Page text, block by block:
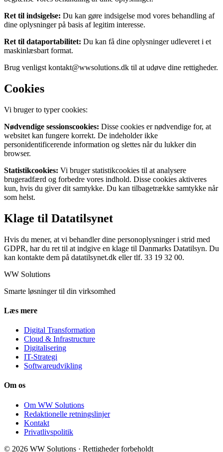
Ret til indsigelse: Du kan gøre indsigelse mod vores behandling af
dine oplysninger på basis af legitim interesse.
Ret til dataportabilitet: Du kan få dine oplysninger udleveret i et
maskinlæsbart format.
Brug venligst kontakt@wwsolutions.dk til at udøve dine rettigheder.
Cookies
Vi bruger to typer cookies:
Nødvendige sessionscookies: Disse cookies er nødvendige for, at
websitet kan fungere korrekt. De indeholder ikke
personidentificerende information og slettes når du lukker din
browser.
Statistikcookies: Vi bruger statistikcookies til at analysere
brugeradfærd og forbedre vores indhold. Disse cookies aktiveres
kun, hvis du giver dit samtykke. Du kan tilbagetrække samtykke når
som helst.
Klage til Datatilsynet
Hvis du mener, at vi behandler dine personoplysninger i strid med
GDPR, har du ret til at indgive en klage til Danmarks Datatilsyn. Du
kan kontakte dem på datatilsynet.dk eller tlf. 33 19 32 00.
WW Solutions
Smarte løsninger til din virksomhed
Læs mere
Digital Transformation
Cloud & Infrastructure
Digitalisering
IT-Strategi
Softwareudvikling
Om os
Om WW Solutions
Redaktionelle retningslinjer
Kontakt
Privatlivspolitik
© 2026 WW Solutions · Rettigheder forbeholdt